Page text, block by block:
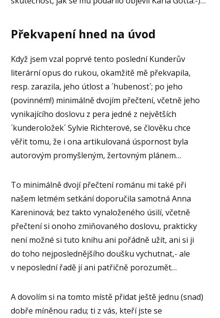
Překvapení hned na úvod
Když jsem vzal poprvé tento poslední Kunderův
literární opus do rukou, okamžitě mě překvapila,
resp. zarazila, jeho útlost a ´hubenost´; po jeho
(povinném!) minimálně dvojím přečtení, včetně jeho
vynikajícího doslovu z pera jedné z největších
´kunderoložek´ Sylvie Richterové, se člověku chce
věřit tomu, že i ona artikulovaná úspornost byla
autorovým promyšleným, žertovným plánem…
To minimálně dvojí přečtení románu mi také při
našem letmém setkání doporučila samotná Anna
Kareninová; bez takto vynaloženého úsilí, včetně
přečtení si onoho zmiňovaného doslovu, prakticky
není možné si tuto knihu ani pořádně užít, ani si ji
do toho nejposlednějšího doušku vychutnat,- ale
v neposlední řadě jí ani patřičně porozumět…
A dovolím si na tomto místě přidat ještě jednu (snad)
dobře míněnou radu; ti z vás, kteří jste se